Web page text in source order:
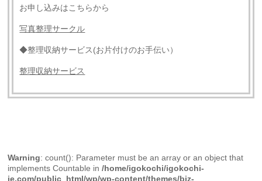
お申し込みはこちらから
写真整理サークル
◆整理収納サービス(お片付けのお手伝い）
整理収納サービス
Warning: count(): Parameter must be an array or an object that
implements Countable in/home/igokochi/igokochi-
ie.com/public_html/wp/wp-content/themes/biz-